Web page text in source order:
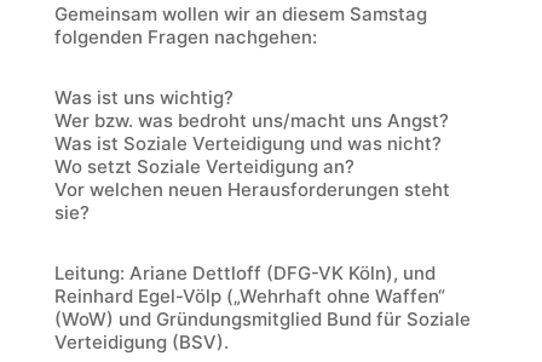
Gemeinsam wollen wir an diesem Samstag
folgenden Fragen nachgehen:
Was ist uns wichtig?
Wer bzw. was bedroht uns/macht uns Angst?
Was ist Soziale Verteidigung und was nicht?
Wo setzt Soziale Verteidigung an?
Vor welchen neuen Herausforderungen steht
sie?
Leitung: Ariane Dettloff (DFG-VK Köln), und
Reinhard Egel-Völp („Wehrhaft ohne Waffen“
(WoW) und Gründungsmitglied Bund für Soziale
Verteidigung (BSV).